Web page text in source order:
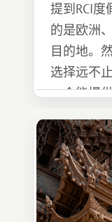
提到RCI度
的是欧洲
目的地。
选择远不
一个能提